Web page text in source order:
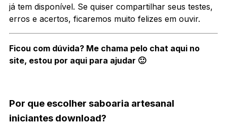
já tem disponível. Se quiser compartilhar seus testes,
erros e acertos, ficaremos muito felizes em ouvir.
Ficou com dúvida? Me chama pelo chat aqui no
site, estou por aqui para ajudar 🙂
Por que escolher saboaria artesanal
iniciantes download?